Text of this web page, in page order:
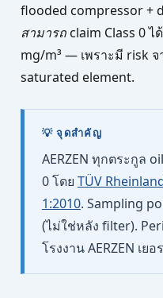
flooded compressor +
สามารถclaim Class 0 ไ
mg/m³ — เพราะมี risk
saturated element.
💡 จุดสำคัญ
AERZEN ทุกตระกูล
0 โดย TÜV
1:2010. Sampling
(ไม่ใช่หลัง filter).
โรงงาน AERZEN เย